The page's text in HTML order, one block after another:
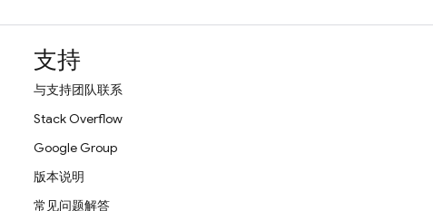
支持
与支持团队联系
Stack Overflow
Google Group
版本说明
常见问题解答